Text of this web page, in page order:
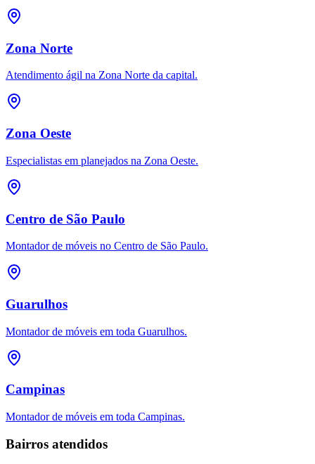
Zona Norte
Atendimento ágil na Zona Norte da capital.
Zona Oeste
Especialistas em planejados na Zona Oeste.
Centro de São Paulo
Montador de móveis no Centro de São Paulo.
Guarulhos
Montador de móveis em toda Guarulhos.
Campinas
Montador de móveis em toda Campinas.
Bairros atendidos